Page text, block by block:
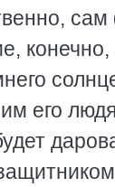
сам
конечно,
его